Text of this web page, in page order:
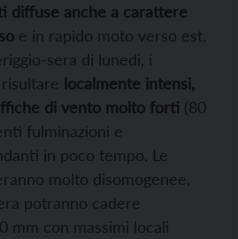
diffuse anche a carattere
e in rapido moto verso est.
sera di lunedì, i
localmente intensi,
di vento molto forti (80
fulminazioni e
in poco tempo. Le
molto disomogenee,
potranno cadere
mm con massimi locali